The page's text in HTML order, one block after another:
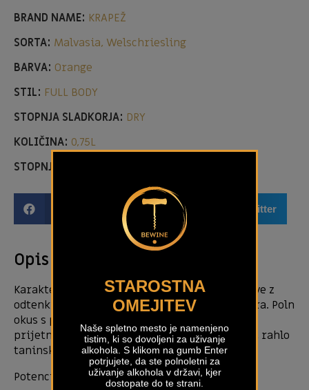
STAROSTNA
OMEJITEV
Naše spletno mesto je namenjeno
tistim, ki so dovoljeni za uživanje
alkohola. S klikom na gumb Enter
potrjujete, da ste polnoletni za
uživanje alkohola v državi, kjer
dostopate do te strani.
BRAND NAME: KRAPEŽ
SORTA: Malvasia, Welschriesling
BARVA: Orange
STIL: FULL BODY
STOPNJA SLADKORJA: DRY
KOLIČINA: 0,75L
STOPNJA ALKOHOLA:
Email Twitter
Opis izdelka
Karakteristike vina: Vino je zlate rumene barve z
odtenki jantarja. Cvetica je zrela, fina in pestra. Poln
okus s pridihom vanilje in karamele. Zaznamo
prijetne, fine note zorenja v lesu. Zelo okusno, rahlo
taninsko in dolgo.
Potencial staranja: 5 let